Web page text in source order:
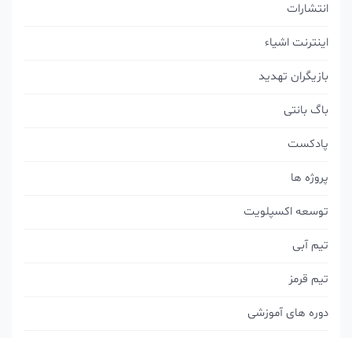
انتشارات
اینترنت اشیاء
بازیگران تهدید
باگ بانتی
پادکست
پروژه ها
توسعه اکسپلویت
تیم آبی
تیم قرمز
دوره های آموزشی